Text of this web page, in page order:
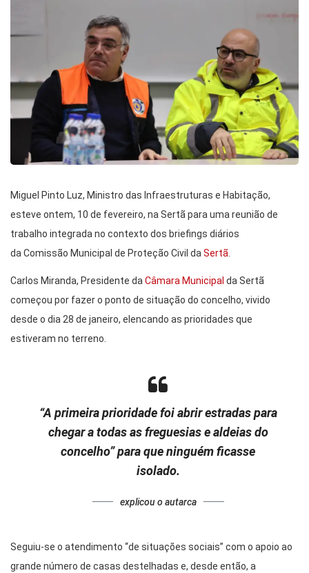
Miguel Pinto Luz, Ministro das Infraestruturas e Habitação,
esteve ontem, 10 de fevereiro, na Sertã para uma reunião de
trabalho integrada no contexto dos briefings diários
da Comissão Municipal de Proteção Civil daSertã.
Carlos Miranda, Presidente daCâmara Municipal da Sertã
começou por fazer o ponto de situação do concelho, vivido
desde o dia 28 de janeiro, elencando as prioridades que
estiveram no terreno.
“A primeira prioridade foi abrir estradas para
chegar a todas as freguesias e aldeias do
concelho” para que ninguém ficasse
isolado.
explicou o autarca
Seguiu-se o atendimento “de situações sociais” com o apoio ao
grande número de casas destelhadas e, desde então, a